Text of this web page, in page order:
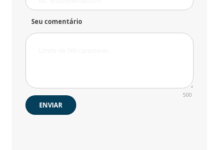
Seu comentário
500
ENVIAR